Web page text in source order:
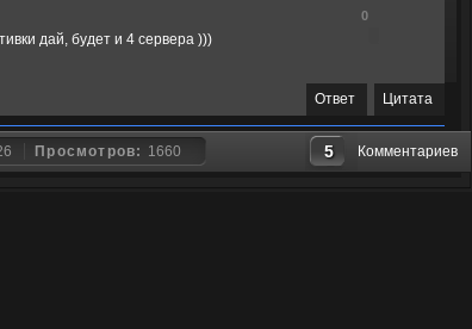
0
дай, будет и 4 сервера )))
Ответ Цитата
Просмотров: 1660 5 Комментариев